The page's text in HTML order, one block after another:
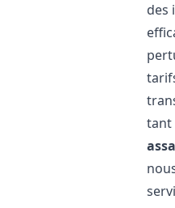
des
tant